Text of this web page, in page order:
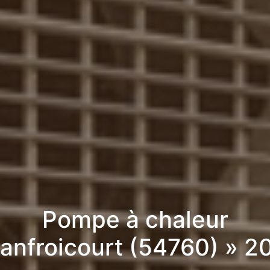
Pompe à chaleur
(54760) »